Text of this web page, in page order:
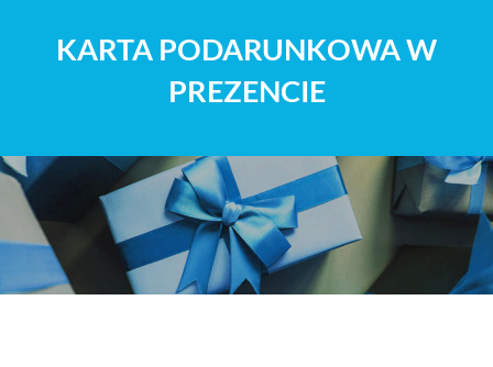
KARTA PODARUNKOWA W
PREZENCIE